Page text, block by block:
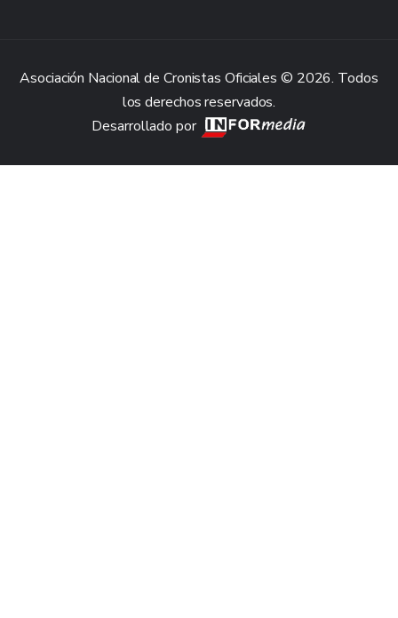
Asociación Nacional de Cronistas Oficiales © 2026. Todos
los derechos reservados.
Desarrollado por